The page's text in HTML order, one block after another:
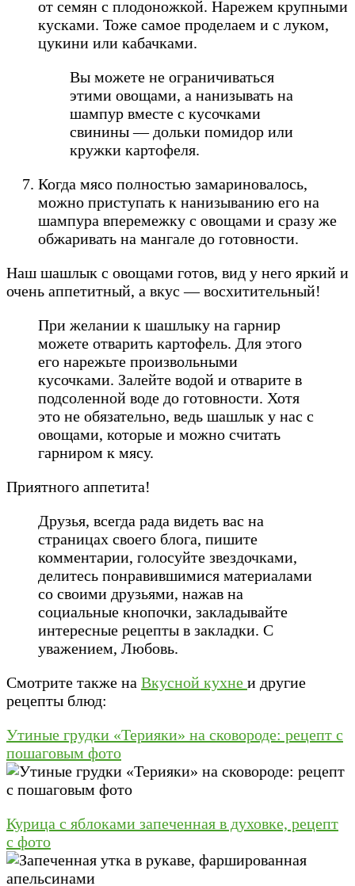
от семян с плодоножкой. Нарежем крупными
кусками. Тоже самое проделаем и с луком,
цукини или кабачками.
Вы можете не ограничиваться
этими овощами, а нанизывать на
шампур вместе с кусочками
свинины — дольки помидор или
кружки картофеля.
Когда мясо полностью замариновалось,
можно приступать к нанизыванию его на
шампура вперемежку с овощами и сразу же
обжаривать на мангале до готовности.
Наш шашлык с овощами готов, вид у него яркий и
очень аппетитный, а вкус — восхитительный!
При желании к шашлыку на гарнир
можете отварить картофель. Для этого
его нарежьте произвольными
кусочками. Залейте водой и отварите в
подсоленной воде до готовности. Хотя
это не обязательно, ведь шашлык у нас с
овощами, которые и можно считать
гарниром к мясу.
Приятного аппетита!
Друзья, всегда рада видеть вас на
страницах своего блога, пишите
комментарии, голосуйте звездочками,
делитесь понравившимися материалами
со своими друзьями, нажав на
социальные кнопочки, закладывайте
интересные рецепты в закладки. С
уважением, Любовь.
Смотрите также на Вкусной кухне и другие
рецепты блюд:
Утиные грудки «Терияки» на сковороде: рецепт с
пошаговым фото
Курица с яблоками запеченная в духовке, рецепт
с фото